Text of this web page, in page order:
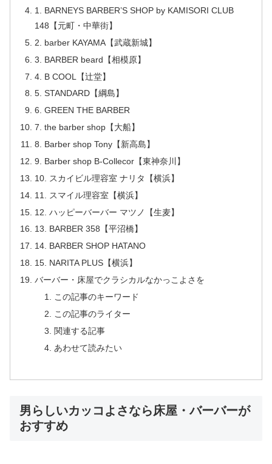
1. BARNEYS BARBER’S SHOP by KAMISORI CLUB
148【元町・中華街】
2. barber KAYAMA【武蔵新城】
3. BARBER beard【相模原】
4. B COOL【辻堂】
5. STANDARD【綱島】
6. GREEN THE BARBER
7. the barber shop【大船】
8. Barber shop Tony【新高島】
9. Barber shop B-Collecor【東神奈川】
10. スカイビル理容室 ナリタ【横浜】
11. スマイル理容室【横浜】
12. ハッピーバーバー マツノ【生麦】
13. BARBER 358【平沼橋】
14. BARBER SHOP HATANO
15. NARITA PLUS【横浜】
バーバー・床屋でクラシカルなかっこよさを
この記事のキーワード
この記事のライター
関連する記事
あわせて読みたい
男らしいカッコよさなら床屋・バーバーが
おすすめ